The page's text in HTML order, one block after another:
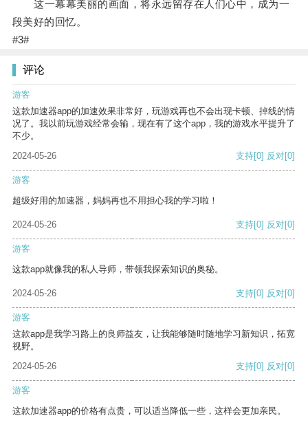
这一幕幕美丽的画面，将永远留存在人们心中，成为一
段美好的回忆。
#3#
评论
游客
这款加速器app的加速效果非常好，玩游戏再也不会出现卡顿、掉线的情
况了。我以前玩游戏经常会输，现在有了这个app，我的游戏水平提升了
不少。
2024-05-26
支持[0] 反对[0]
游客
超级好用的加速器，妈妈再也不用担心我的学习啦！
2024-05-26 支持[0] 反对[0]
游客
这款app就像我的私人导师，带领我探索知识的奥秘。
2024-05-26 支持[0] 反对[0]
游客
这款app是我学习路上的良师益友，让我能够随时随地学习新知识，拓宽
视野。
2024-05-26
支持[0] 反对[0]
游客
这款加速器app的价格有点贵，可以适当降低一些，这样会更加亲民。